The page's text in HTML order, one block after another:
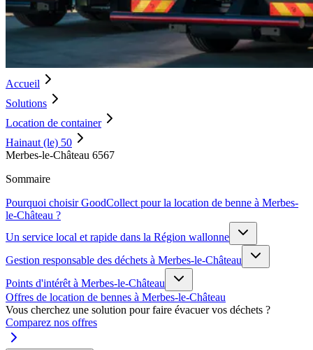
Accueil
Solutions
Location de container
Hainaut (le) 50
Merbes-le-Château 6567
Sommaire
Pourquoi choisir GoodCollect pour la location de benne à Merbes-
le-Château ?
Un service local et rapide dans la Région wallonne
Gestion responsable des déchets à Merbes-le-Château
Points d'intérêt à Merbes-le-Château
Offres de location de bennes à Merbes-le-Château
Vous cherchez une solution pour faire évacuer vos déchets ?
Comparez nos offres